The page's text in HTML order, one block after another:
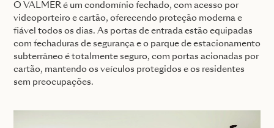
O VALMER é um condomínio fechado, com acesso por
videoporteiro e cartão, oferecendo proteção moderna e
fiável todos os dias. As portas de entrada estão equipadas
com fechaduras de segurança e o parque de estacionamento
subterrâneo é totalmente seguro, com portas acionadas por
cartão, mantendo os veículos protegidos e os residentes
sem preocupações.